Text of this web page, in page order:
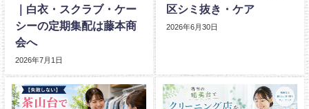
｜白衣・スクラブ・ケー
シーの定期集配は藤本商
会へ
2026年7月1日
区シミ抜き・ケア
2026年6月30日